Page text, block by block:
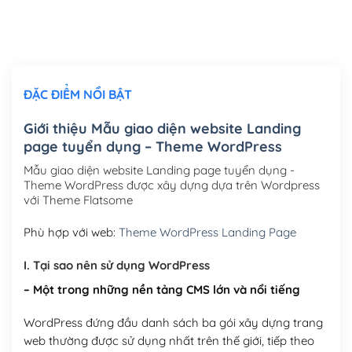
Mua thêm Host + Tên miền
Tên miền quốc tế .com .net .org (1 năm)
Tên miền Việt Nam .vn (1 năm)(+550,000₫)
Hosting 2GB SSD (1 năm)(+450,000₫)
Hosting 5GB SSD (1 năm)
Hosting 8GB SSD (1 năm) (+950,000₫)
ĐẶC ĐIỂM NỔI BẬT
Giới thiệu Mẫu giao diện website Landing
page tuyển dụng – Theme WordPress
Mẫu giao diện website Landing page tuyển dụng -
Theme WordPress được xây dựng dựa trên Wordpress
với Theme Flatsome
Phù hợp với web: Theme WordPress Landing Page
I. Tại sao nên sử dụng WordPress
– Một trong những nền tảng CMS lớn và nổi tiếng
WordPress đứng đầu danh sách ba gói xây dựng trang
web thường được sử dụng nhất trên thế giới, tiếp theo